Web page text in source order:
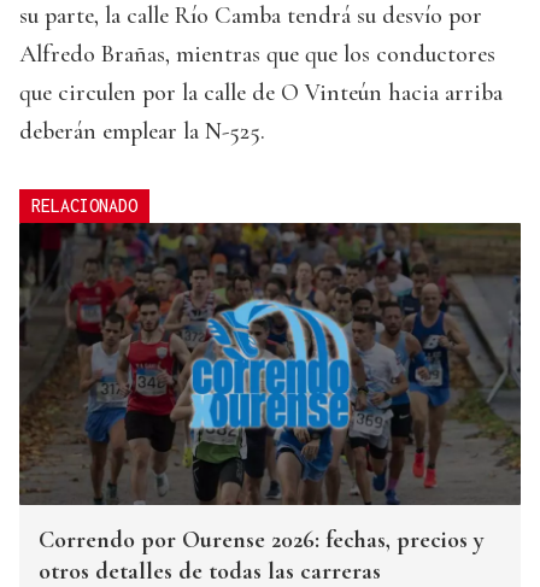
su parte, la calle Río Camba tendrá su desvío por
Alfredo Brañas, mientras que que los conductores
que circulen por la calle de O Vinteún hacia arriba
deberán emplear la N-525.
RELACIONADO
Correndo por Ourense 2026: fechas, precios y
otros detalles de todas las carreras